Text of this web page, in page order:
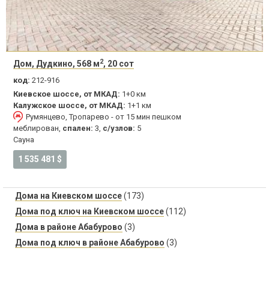
Дом, Дудкино, 568 м2, 20 сот
код: 212-916
Киевское шоссе, от МКАД: 1+0 км
Калужское шоссе, от МКАД: 1+1 км
Румянцево, Тропарево - от 15 мин пешком
меблирован, спален: 3, с/узлов: 5
Сауна
1 535 481 $
Дома на Киевском шоссе(173)
Дома под ключ на Киевском шоссе(112)
Дома в районе Абабурово (3)
Дома под ключ в районе Абабурово (3)